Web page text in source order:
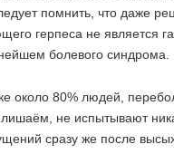
помнить, что даже
герпеса не является
болевого синдрома.
около 80% людей,
не испытывают
сразу же после